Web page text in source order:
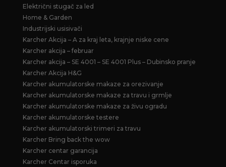
Električni stugač za led
Home & Garden
Industrijski usisivači
Karcher Akcija – A za kraj leta, krajnje niske cene
Karcher akcija – februar
Karcher akcija – SE 4001 – SE 4001 Plus – Dubinsko pranje
Karcher Akcija H&G
Karcher akumulatorske makaze za orezivanje
Karcher akumulatorske makaze za travu i grmlje
Karcher akumulatorske makaze za živu ogradu
Karcher akumulatorske testere
Karcher akumulatorski trimeri za travu
Karcher Bring back the wow
Karcher centar garancija
Karcher Centar isporuka